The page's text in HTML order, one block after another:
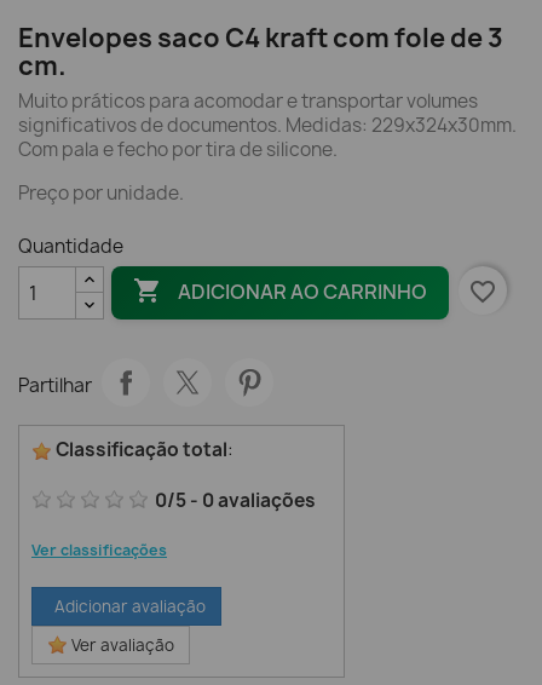
Envelopes saco C4 kraft com fole de 3
cm.
Muito práticos para acomodar e transportar volumes
significativos de documentos. Medidas: 229x324x30mm.
Com pala e fecho por tira de silicone.
Preço por unidade.
Quantidade
 ADICIONAR AO CARRINHO favorite_border
Partilhar
Classificação total:
0/5- 0avaliações
Ver classificações
Adicionar avaliação
Ver avaliação